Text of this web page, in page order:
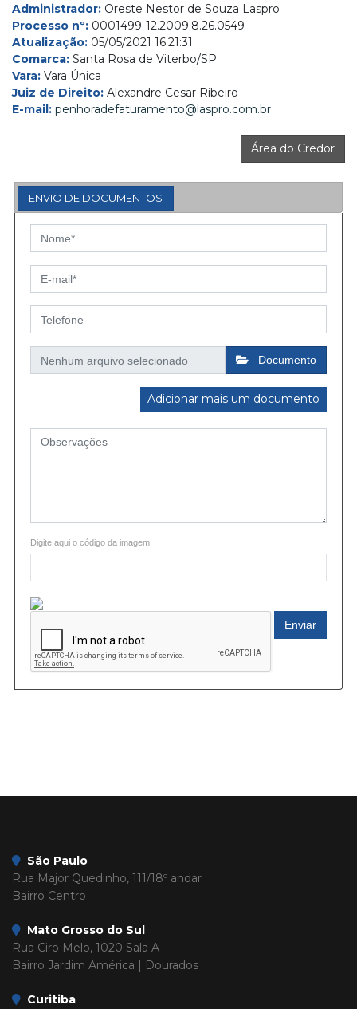
Administrador: Oreste Nestor de Souza Laspro
Processo nº: 0001499-12.2009.8.26.0549
Atualização: 05/05/2021 16:21:31
Comarca: Santa Rosa de Viterbo/SP
Vara: Vara Única
Juiz de Direito: Alexandre Cesar Ribeiro
E-mail: penhoradefaturamento@laspro.com.br
Área do Credor
ENVIO DE DOCUMENTOS
Documento
Adicionar mais um documento
Digite aqui o código da imagem:
Enviar
São Paulo
Rua Major Quedinho, 111/18º andar
Bairro Centro
Mato Grosso do Sul
Rua Ciro Melo, 1020 Sala A
Bairro Jardim América | Dourados
Curitiba